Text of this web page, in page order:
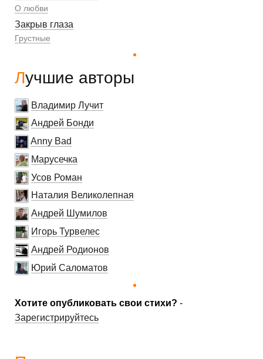
О любви
Закрыв глаза
Грустные
Лучшие авторы
Владимир Лучит
Андрей Бонди
Anny Bad
Марусечка
Усов Роман
Наталия Великолепная
Андрей Шумилов
Игорь Турвелес
Андрей Родионов
Юрий Саломатов
Хотите опубликовать свои стихи? -
Зарегистрируйтесь